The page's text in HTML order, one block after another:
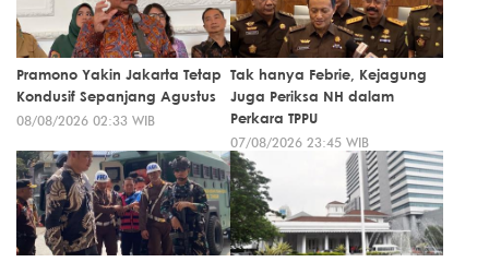
Pramono Yakin Jakarta Tetap
Kondusif Sepanjang Agustus
08/08/2026 02:33 WIB
Tak hanya Febrie, Kejagung
Juga Periksa NH dalam
Perkara TPPU
07/08/2026 23:45 WIB